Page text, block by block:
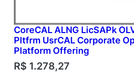
CoreCAL ALNG LicSAPk
Pltfrm UsrCAL Corporate
Platform Offering
R$ 1.278,27